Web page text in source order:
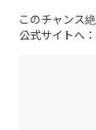
このチャンス
公式サイトへ：